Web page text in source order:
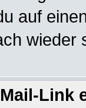
auf
wieder
Link